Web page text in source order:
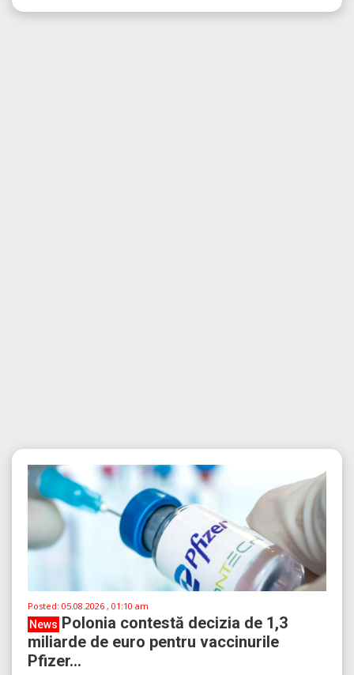
Posted: 05.08.2026 , 01:10 am
News Polonia contestă decizia de 1,3
miliarde de euro pentru vaccinurile
Pfizer...